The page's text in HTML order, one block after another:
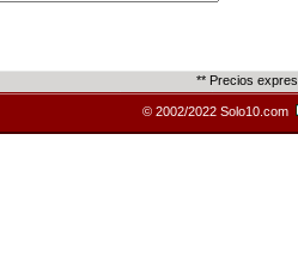
** Precios
© 2002/2022 Solo10.com